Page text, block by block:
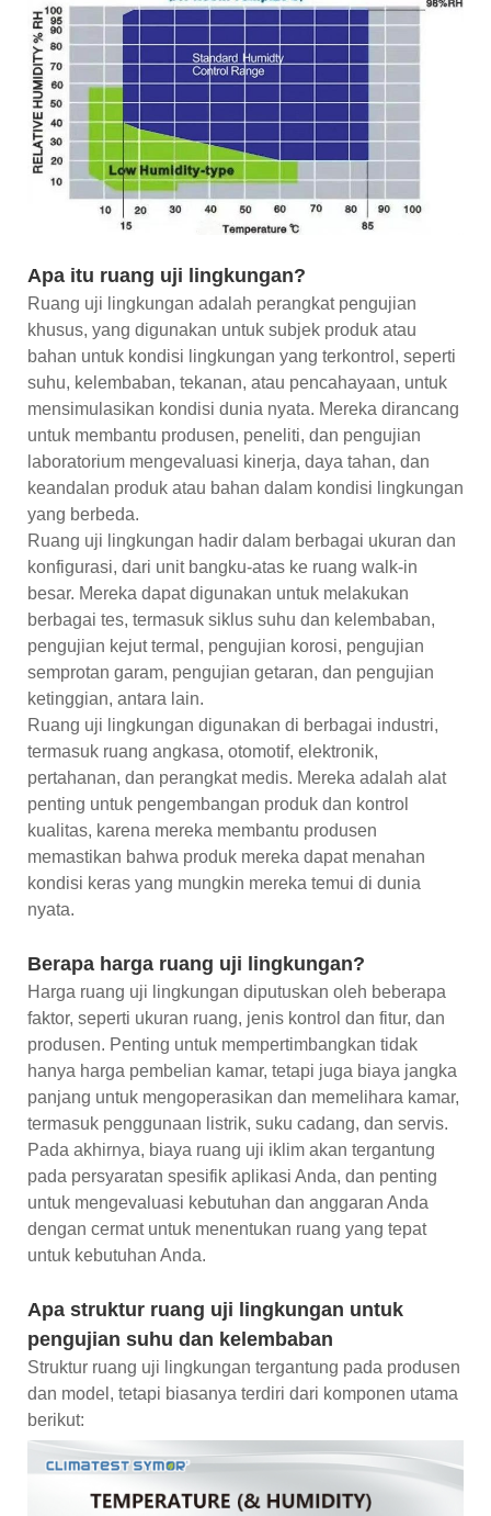
Apa itu ruang uji lingkungan?
Ruang uji lingkungan adalah perangkat pengujian
khusus, yang digunakan untuk subjek produk atau
bahan untuk kondisi lingkungan yang terkontrol, seperti
suhu, kelembaban, tekanan, atau pencahayaan, untuk
mensimulasikan kondisi dunia nyata. Mereka dirancang
untuk membantu produsen, peneliti, dan pengujian
laboratorium mengevaluasi kinerja, daya tahan, dan
keandalan produk atau bahan dalam kondisi lingkungan
yang berbeda.
Ruang uji lingkungan hadir dalam berbagai ukuran dan
konfigurasi, dari unit bangku-atas ke ruang walk-in
besar. Mereka dapat digunakan untuk melakukan
berbagai tes, termasuk siklus suhu dan kelembaban,
pengujian kejut termal, pengujian korosi, pengujian
semprotan garam, pengujian getaran, dan pengujian
ketinggian, antara lain.
Ruang uji lingkungan digunakan di berbagai industri,
termasuk ruang angkasa, otomotif, elektronik,
pertahanan, dan perangkat medis. Mereka adalah alat
penting untuk pengembangan produk dan kontrol
kualitas, karena mereka membantu produsen
memastikan bahwa produk mereka dapat menahan
kondisi keras yang mungkin mereka temui di dunia
nyata.
Berapa harga ruang uji lingkungan?
Harga ruang uji lingkungan diputuskan oleh beberapa
faktor, seperti ukuran ruang, jenis kontrol dan fitur, dan
produsen. Penting untuk mempertimbangkan tidak
hanya harga pembelian kamar, tetapi juga biaya jangka
panjang untuk mengoperasikan dan memelihara kamar,
termasuk penggunaan listrik, suku cadang, dan servis.
Pada akhirnya, biaya ruang uji iklim akan tergantung
pada persyaratan spesifik aplikasi Anda, dan penting
untuk mengevaluasi kebutuhan dan anggaran Anda
dengan cermat untuk menentukan ruang yang tepat
untuk kebutuhan Anda.
Apa struktur ruang uji lingkungan untuk
pengujian suhu dan kelembaban
Struktur ruang uji lingkungan tergantung pada produsen
dan model, tetapi biasanya terdiri dari komponen utama
berikut: